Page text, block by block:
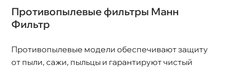
Противопылевые фильтры Манн
Фильтр
Противопылевые модели обеспечивают защиту
от пыли, сажи, пыльцы и гарантируют чистый